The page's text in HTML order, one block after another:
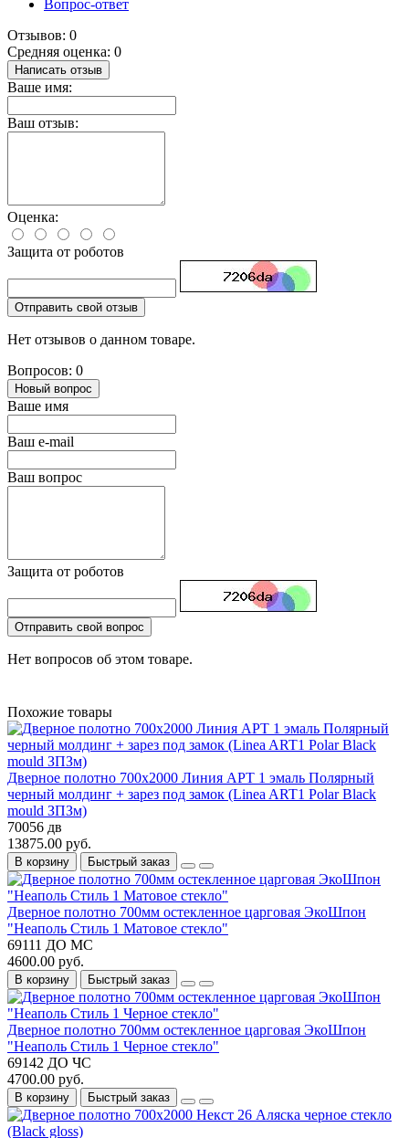
Вопрос-ответ
Отзывов: 0
Средняя оценка: 0
Написать отзыв
Ваше имя:
Ваш отзыв:
Оценка:
Защита от роботов
Отправить свой отзыв
Нет отзывов о данном товаре.
Вопросов: 0
Новый вопрос
Ваше имя
Ваш e-mail
Ваш вопрос
Защита от роботов
Отправить свой вопрос
Нет вопросов об этом товаре.
Похожие товары
Дверное полотно 700x2000 Линия АРТ 1 эмаль Полярный
черный молдинг + зарез под замок (Linea ART1 Polar Black
mould ЗПЗм)
70056 дв
13875.00 руб.
В корзину Быстрый заказ
Дверное полотно 700мм остекленное царговая ЭкоШпон
"Неаполь Стиль 1 Матовое стекло"
69111 ДО МС
4600.00 руб.
В корзину Быстрый заказ
Дверное полотно 700мм остекленное царговая ЭкоШпон
"Неаполь Стиль 1 Черное стекло"
69142 ДО ЧС
4700.00 руб.
В корзину Быстрый заказ